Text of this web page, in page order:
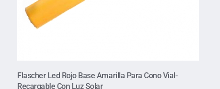
Flascher Led Rojo Base Amarilla Para Cono Vial-
Recargable Con Luz Solar